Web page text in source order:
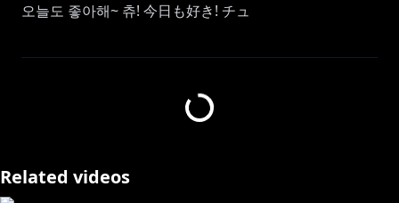
오늘도 좋아해~ 츄! 今日も好き! チュ
가입하게 되면 아라의 더 많은 영상을 볼 수 있어!
https://toon.at/donate/ara2434
Related videos